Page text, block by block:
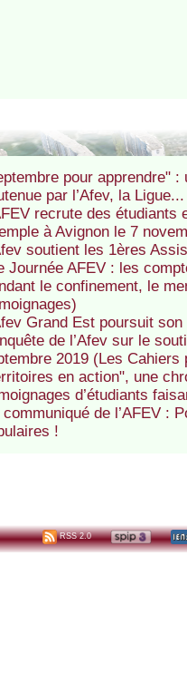
pour apprendre"
par l’Afev, la Ligue...
recrute des
à Avignon le 7
soutient les 1ères
Journée AFEV : les
le confinement, le
Grand Est poursuit
de l’Afev sur le
2019 (Les
en action", une
d’étudiants
communiqué de l’AFEV :
!
RSS 2.0